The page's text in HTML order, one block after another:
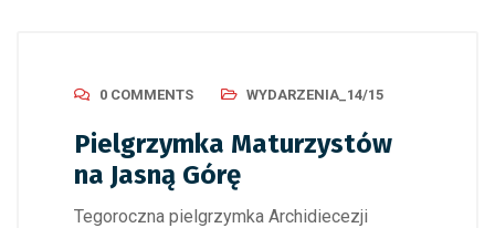
0 COMMENTS WYDARZENIA_14/15
Pielgrzymka Maturzystów
na Jasną Górę
Tegoroczna pielgrzymka Archidiecezji